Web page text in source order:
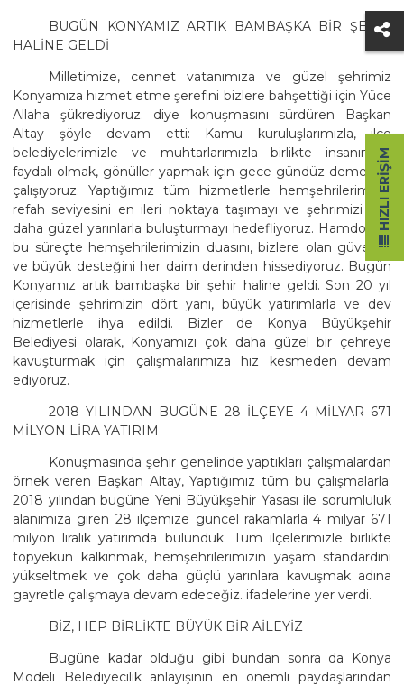
BUGÜN KONYAMIZ ARTIK BAMBAŞKA BİR ŞEHİR
HALİNE GELDİ
Milletimize, cennet vatanımıza ve güzel şehrimiz
Konyamıza hizmet etme şerefini bizlere bahşettiği için Yüce
Allaha şükrediyoruz. diye konuşmasını sürdüren Başkan
Altay şöyle devam etti: Kamu kuruluşlarımızla, ilçe
belediyelerimizle ve muhtarlarımızla birlikte insanımıza
faydalı olmak, gönüller yapmak için gece gündüz demeden
çalışıyoruz. Yaptığımız tüm hizmetlerle hemşehrilerimizin
refah seviyesini en ileri noktaya taşımayı ve şehrimizi çok
daha güzel yarınlarla buluşturmayı hedefliyoruz. Hamdolsun
bu süreçte hemşehrilerimizin duasını, bizlere olan güvenini
ve büyük desteğini her daim derinden hissediyoruz. Bugün
Konyamız artık bambaşka bir şehir haline geldi. Son 20 yıl
içerisinde şehrimizin dört yanı, büyük yatırımlarla ve dev
hizmetlerle ihya edildi. Bizler de Konya Büyükşehir
Belediyesi olarak, Konyamızı çok daha güzel bir çehreye
kavuşturmak için çalışmalarımıza hız kesmeden devam
ediyoruz.
2018 YILINDAN BUGÜNE 28 İLÇEYE 4 MİLYAR 671
MİLYON LİRA YATIRIM
Konuşmasında şehir genelinde yaptıkları çalışmalardan
örnek veren Başkan Altay, Yaptığımız tüm bu çalışmalarla;
2018 yılından bugüne Yeni Büyükşehir Yasası ile sorumluluk
alanımıza giren 28 ilçemize güncel rakamlarla 4 milyar 671
milyon liralık yatırımda bulunduk. Tüm ilçelerimizle birlikte
topyekün kalkınmak, hemşehrilerimizin yaşam standardını
yükseltmek ve çok daha güçlü yarınlara kavuşmak adına
gayretle çalışmaya devam edeceğiz. ifadelerine yer verdi.
BİZ, HEP BİRLİKTE BÜYÜK BİR AİLEYİZ
Bugüne kadar olduğu gibi bundan sonra da Konya
Modeli Belediyecilik anlayışının en önemli paydaşlarından
HIZLI ERIŞIM